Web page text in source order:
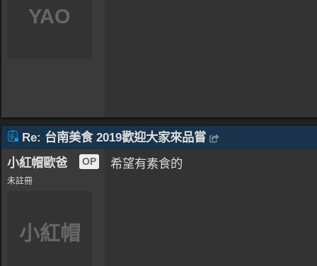
YAO
Re: 台南美食 2019歡迎大家來品嘗
小紅帽歐爸 OP
未註冊
小紅帽
希望有素食的